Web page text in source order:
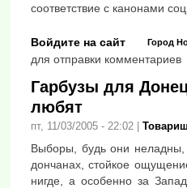
соответствие с канонами
Город
Войдите на сайт
для отправки комментариев
Гарбузы для
любят
пт, 11/03/2005 - 22:02 |
Выборы, будь они неладны,
дончанах, стойкое
нигде, а особенно за